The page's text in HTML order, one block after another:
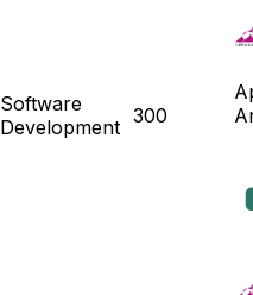
Software
Development 300